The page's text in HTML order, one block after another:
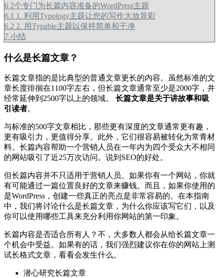
6 2个专门为长篇内容准备的WordPress主题
6.1 1. 利用Typology主题让您的写作大放异彩
6.2 2. 用Typable主题以保持简单和干净
7 小结
什么是长篇文章？
长篇文章指的是比典型的普通文章更长的内容。虽然标准的文
章长度徘徊在1100字左右，但长篇文章通常至少是2000字，并
经常延伸到2500字以上的领域。 长篇文章是关于讲故事和吸
引读者。
与标准的500字文章相比，那些更有深度的文章通常更有趣，
更有吸引力，更值得分享。此外，它们很容易被转化为常青材
料。长篇内容帮助一个营销人员在一年内为四个受众大不相同
的网站吸引了近25万次访问。说到SEO的好处。
但长篇内容并不只适用于营销人员。如果你有一个网站，你就
有可能通过一篇位置良好的文章来赚钱。而且，如果你使用的
是WordPress，创建一些真正的亮点是非常容易的。在本指南
中，我们将讨论什么是长篇文章，为什么你应该写它们，以及
你可以使用哪些工具来充分利用你网站的第一印象。
长篇内容是否适合所有人？不，大多数人都会从给长篇文章一
个机会中受益。如果有的话，我们强烈建议你在你的网站上测
试长格式文章，看看会发生什么。
潜心研究长篇文章